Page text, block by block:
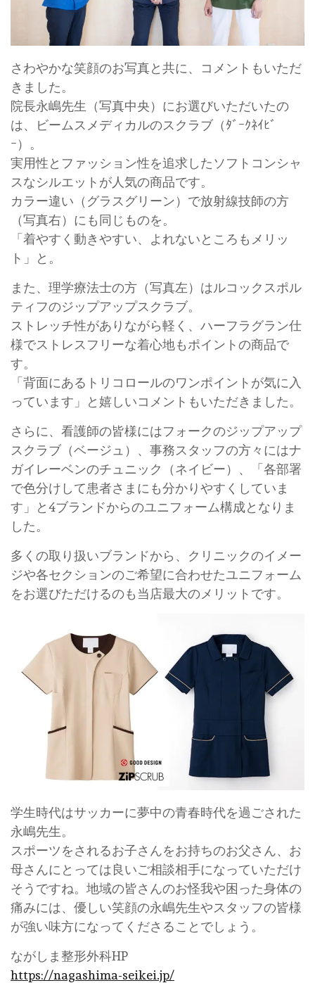
さわやかな笑顔のお写真と共に、コメントもいただ
きました。
院長永嶋先生（写真中央）にお選びいただいたの
は、ビームスメディカルのスクラブ（ﾀﾞｰｸﾈｲﾋﾞ
ｰ）。
実用性とファッション性を追求したソフトコンシャ
スなシルエットが人気の商品です。
カラー違い（グラスグリーン）で放射線技師の方
（写真右）にも同じものを。
「着やすく動きやすい、よれないところもメリッ
ト」と。
また、理学療法士の方（写真左）はルコックスポル
ティフのジップアップスクラブ。
ストレッチ性がありながら軽く、ハーフラグラン仕
様でストレスフリーな着心地もポイントの商品で
す。
「背面にあるトリコロールのワンポイントが気に入
っています」と嬉しいコメントもいただきました。
さらに、看護師の皆様にはフォークのジップアップ
スクラブ（ベージュ）、事務スタッフの方々にはナ
ガイレーベンのチュニック（ネイビー）、「各部署
で色分けして患者さまにも分かりやすくしていま
す」と4ブランドからのユニフォーム構成となりま
した。
多くの取り扱いブランドから、クリニックのイメー
ジや各セクションのご希望に合わせたユニフォーム
をお選びただけるのも当店最大のメリットです。
学生時代はサッカーに夢中の青春時代を過ごされた
永嶋先生。
スポーツをされるお子さんをお持ちのお父さん、お
母さんにとっては良いご相談相手になっていただけ
そうですね。地域の皆さんのお怪我や困った身体の
痛みには、優しい笑顔の永嶋先生やスタッフの皆様
が強い味方になってくださることでしょう。
ながしま整形外科HP
https://nagashima-seikei.jp/